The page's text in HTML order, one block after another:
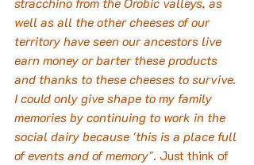
well as all the other cheeses of our
territory have seen our ancestors live
earn money or barter these products
and thanks to these cheeses to survive.
I could only give shape to my family
memories by continuing to work in the
social dairy because 'this is a place full
of events and of memory". Just think of